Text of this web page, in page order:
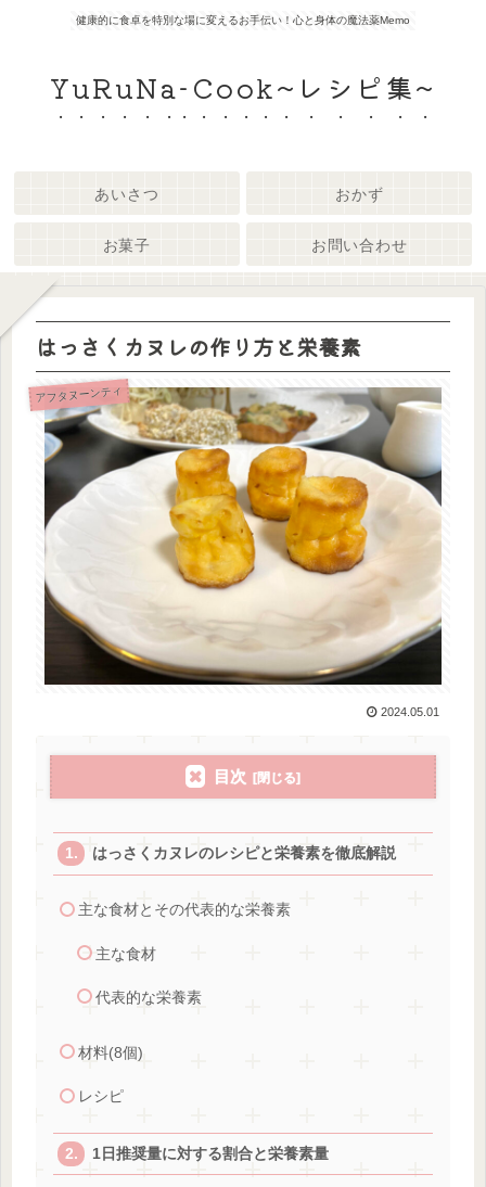
健康的に食卓を特別な場に変えるお手伝い！心と身体の魔法薬Memo
YuRuNa-Cook~レシピ集~
あいさつ おかず
お菓子 お問い合わせ
はっさくカヌレの作り方と栄養素
アフタヌーンティ
2024.05.01
目次
はっさくカヌレのレシピと栄養素を徹底解説
主な食材とその代表的な栄養素
主な食材
代表的な栄養素
材料(8個)
レシピ
1日推奨量に対する割合と栄養素量